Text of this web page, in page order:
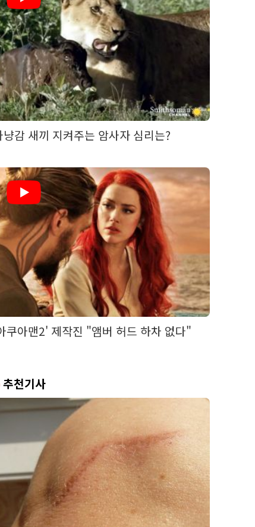
냥감 새끼 지켜주는 암사자 심리는?
쿠아맨2' 제작진 "앰버 허드 하차 없다"
추천기사